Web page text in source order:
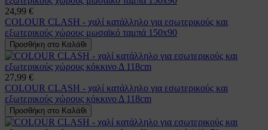
24,99 €
COLOUR CLASH - χαλί κατάλληλο για εσωτερικούς και
εξωτερικούς χώρους μωσαϊκό ταμπά 150x90
Προσθήκη στο Καλάθι
27,99 €
COLOUR CLASH - χαλί κατάλληλο για εσωτερικούς και
εξωτερικούς χώρους κόκκινο Δ 118cm
Προσθήκη στο Καλάθι